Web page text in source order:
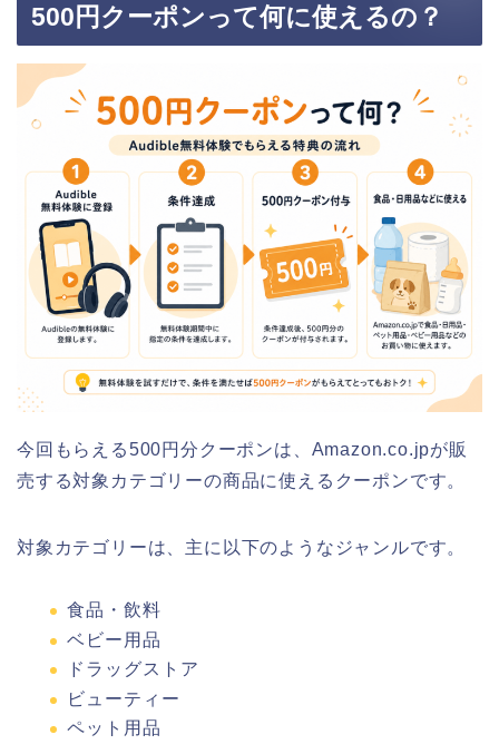
500円クーポンって何に使えるの？
今回もらえる500円分クーポンは、Amazon.co.jpが販
売する対象カテゴリーの商品に使えるクーポンです。
対象カテゴリーは、主に以下のようなジャンルです。
食品・飲料
ベビー用品
ドラッグストア
ビューティー
ペット用品